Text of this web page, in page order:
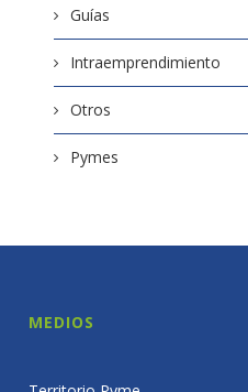
Guías
Intraemprendimiento
Otros
Pymes
MEDIOS